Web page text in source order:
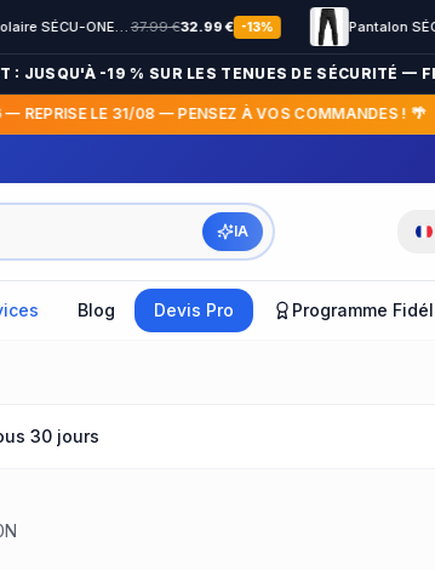
Veste Polaire SÉCU-ONE HV-TAPE Sécurité Privée noir37.99€32.99€ -13% Pantalon SÉCU-ONE bas élastiqué Noir
-19 % SUR LES TENUES DE SÉCURITÉ — FIN
LE 31/08 — PENSEZ À VOS COMMANDES ! 🌴
IA
Blog Devis Pro Programme
30 jours